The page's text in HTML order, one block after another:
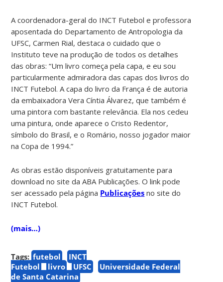
A coordenadora-geral do INCT Futebol e professora
aposentada do Departamento de Antropologia da
UFSC, Carmen Rial, destaca o cuidado que o
Instituto teve na produção de todos os detalhes
das obras: “Um livro começa pela capa, e eu sou
particularmente admiradora das capas dos livros do
INCT Futebol. A capa do livro da França é de autoria
da embaixadora Vera Cíntia Álvarez, que também é
uma pintora com bastante relevância. Ela nos cedeu
uma pintura, onde aparece o Cristo Redentor,
símbolo do Brasil, e o Romário, nosso jogador maior
na Copa de 1994.”
As obras estão disponíveis gratuitamente para
download no site da ABA Publicações. O link pode
ser acessado pela página Publicações no site do
INCT Futebol.
(mais…)
Tags: futebol
INCT
Futebol
livro UFSC
Universidade Federal
de Santa Catarina